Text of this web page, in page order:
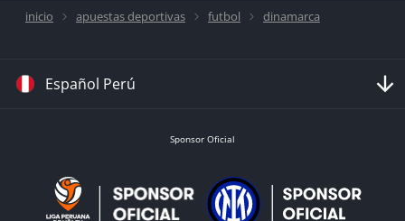
inicio apuestas deportivas futbol dinamarca
Español Perú
Sponsor Oficial